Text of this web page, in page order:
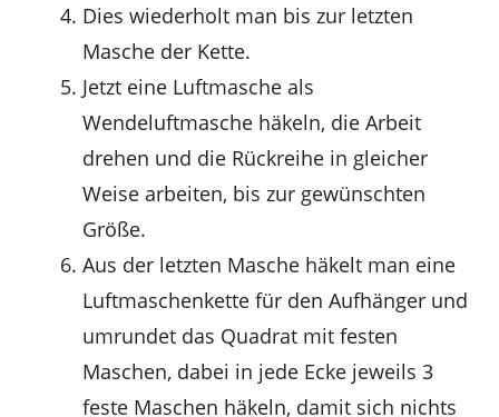
Dies wiederholt man bis zur letzten
Masche der Kette.
Jetzt eine Luftmasche als
Wendeluftmasche häkeln, die Arbeit
drehen und die Rückreihe in gleicher
Weise arbeiten, bis zur gewünschten
Größe.
Aus der letzten Masche häkelt man eine
Luftmaschenkette für den Aufhänger und
umrundet das Quadrat mit festen
Maschen, dabei in jede Ecke jeweils 3
feste Maschen häkeln, damit sich nichts